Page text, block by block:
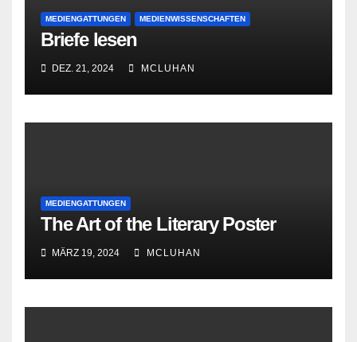
MEDIENGATTUNGEN MEDIENWISSENSCHAFTEN
Briefe lesen
DEZ. 21, 2024 MCLUHAN
MEDIENGATTUNGEN
The Art of the Literary Poster
MÄRZ 19, 2024 MCLUHAN